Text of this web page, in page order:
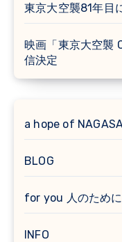
東京大空襲81年目
映画「東京大空襲
信決定
a hope of
BLOG
for you 人のために
INFO